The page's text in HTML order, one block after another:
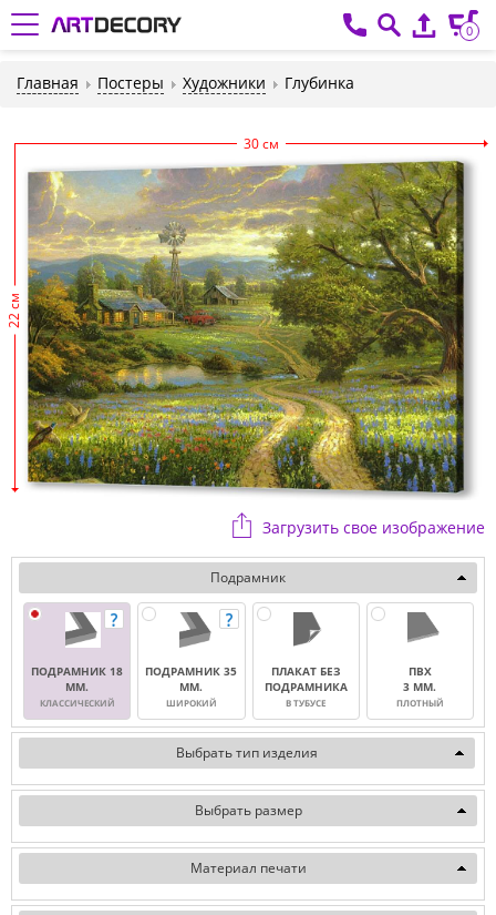
0
Главная Постеры Художники Глубинка
30 см
22 см
Загрузить свое изображение
Подрамник
ПОДРАМНИК 18
ММ.
КЛАССИЧЕСКИЙ
ПОДРАМНИК 35
ММ.
ШИРОКИЙ
ПЛАКАТ БЕЗ
ПОДРАМНИКА
В ТУБУСЕ
ПВХ
3 ММ.
ПЛОТНЫЙ
Выбрать тип изделия
Выбрать размер
Материал печати